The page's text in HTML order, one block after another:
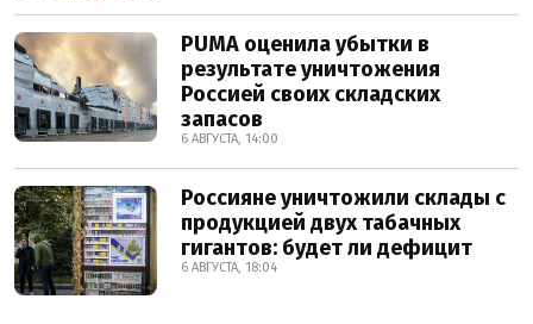
PUMA оценила убытки в
результате уничтожения
Россией своих складских
запасов
6 АВГУСТА, 14:00
Россияне уничтожили склады с
продукцией двух табачных
гигантов: будет ли дефицит
6 АВГУСТА, 18:04